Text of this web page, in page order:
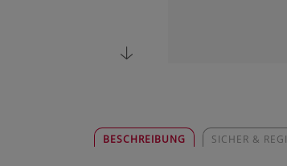
BESCHREIBUNG SICHER &